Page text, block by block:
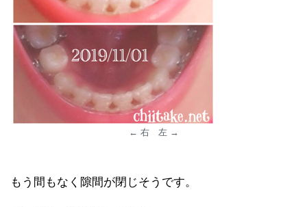
← 右 左 →
もう間もなく隙間が閉じそうです。